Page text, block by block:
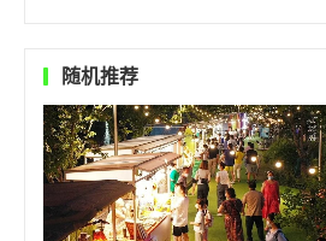
随机推荐